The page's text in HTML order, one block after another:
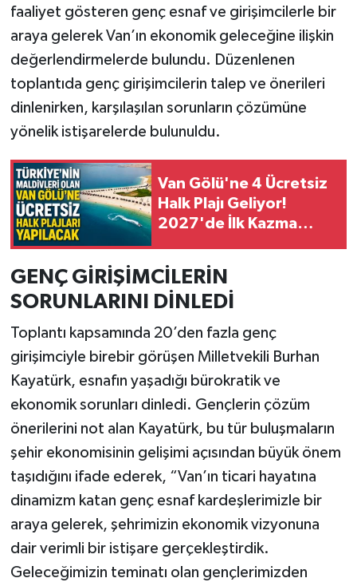
faaliyet gösteren genç esnaf ve girişimcilerle bir
araya gelerek Van’ın ekonomik geleceğine ilişkin
değerlendirmelerde bulundu. Düzenlenen
toplantıda genç girişimcilerin talep ve önerileri
dinlenirken, karşılaşılan sorunların çözümüne
yönelik istişarelerde bulunuldu.
Van Gölü'ne 4 Ücretsiz
Halk Plajı Geliyor!
2027'de İlk Kazma
GENÇ GİRİŞİMCİLERİN
SORUNLARINI DİNLEDİ
Toplantı kapsamında 20’den fazla genç
girişimciyle birebir görüşen Milletvekili Burhan
Kayatürk, esnafın yaşadığı bürokratik ve
ekonomik sorunları dinledi. Gençlerin çözüm
önerilerini not alan Kayatürk, bu tür buluşmaların
şehir ekonomisinin gelişimi açısından büyük önem
taşıdığını ifade ederek, “Van’ın ticari hayatına
dinamizm katan genç esnaf kardeşlerimizle bir
araya gelerek, şehrimizin ekonomik vizyonuna
dair verimli bir istişare gerçekleştirdik.
Geleceğimizin teminatı olan gençlerimizden